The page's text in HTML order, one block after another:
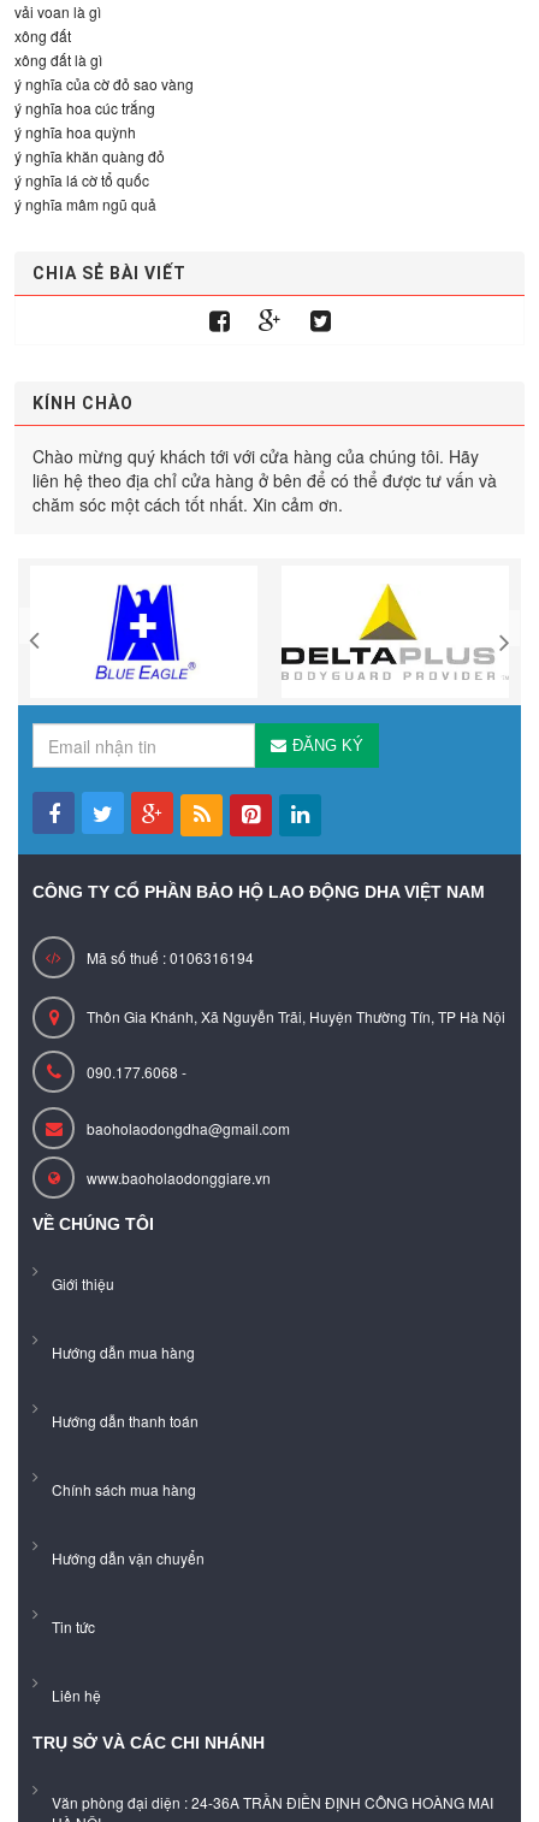
vải voan là gì
xông đất
xông đất là gì
ý nghĩa của cờ đỏ sao vàng
ý nghĩa hoa cúc trắng
ý nghĩa hoa quỳnh
ý nghĩa khăn quàng đỏ
ý nghĩa lá cờ tổ quốc
ý nghĩa mâm ngũ quả
CHIA SẺ BÀI VIẾT
KÍNH CHÀO
Chào mừng quý khách tới với cửa hàng của chúng tôi. Hãy
liên hệ theo địa chỉ cửa hàng ở bên để có thể được tư vấn và
chăm sóc một cách tốt nhất. Xin cảm ơn.
ĐĂNG KÝ
CÔNG TY CỔ PHẦN BẢO HỘ LAO ĐỘNG DHA VIỆT NAM
Mã số thuế : 0106316194
Thôn Gia Khánh, Xã Nguyễn Trãi, Huyện Thường Tín, TP Hà Nội
090.177.6068 -
baoholaodongdha@gmail.com
www.baoholaodonggiare.vn
VỀ CHÚNG TÔI
Giới thiệu
Hướng dẫn mua hàng
Hướng dẫn thanh toán
Chính sách mua hàng
Hướng dẫn vận chuyển
Tin tức
Liên hệ
TRỤ SỞ VÀ CÁC CHI NHÁNH
Văn phòng đại diện : 24-36A TRẦN ĐIỀN ĐỊNH CÔNG HOÀNG MAI